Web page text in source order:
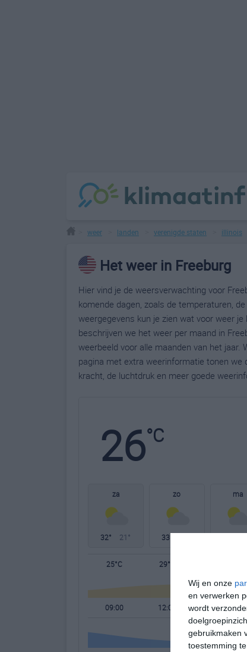
Wij en onze
en verwerken
wordt
gebruikmaken
toestemming
weer landen verenigde staten illinois
Het weer in Freeburg
Hier vind je de weersverwachting voor
komende dagen, zoals de temperaturen,
weergegevens kun je zien wat voor weer
beschrijven we het weer per maand in
weerbeeld voor alle maanden van het jaar.
pagina met extra weerinformatie tonen we
kracht, de luchtdruk en meer goede
26°C
za
32° 21°
zo
33°
ma
25°C 29°C
09:00 12:00 15:00